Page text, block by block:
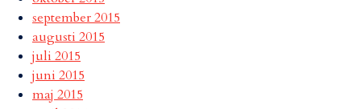
september 2015
augusti 2015
juli 2015
juni 2015
maj 2015